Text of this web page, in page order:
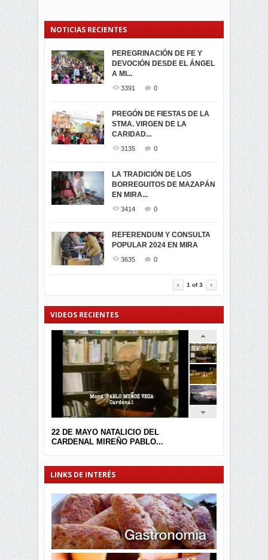
NOTICIAS RECIENTES
PEREGRINACIÓN DE FE Y
DEVOCIÓN DESDE EL ÁNGEL
A MI...
3391 0
PREGÓN DE FIESTAS DE LA
STMA. VIRGEN DE LA
CARIDAD...
3135 0
LA TRADICIÓN DE LOS
BORREGUITOS DE MAZAPÁN
EN MIRA...
3414 0
REFERENDUM Y CONSULTA
POPULAR 2024 EN MIRA
3635 0
PROCESIÓN DE LA VIRGEN
DE LA CARIDAD 2024
3062
-ENCENDIDO DEL ARBOL DE
...
MIRA
3440
TRIUNFO DE...
SEGUNDA VUELTA
ELECCIONES
PRESIDENCIALES 2023 EN
M...
ELECCION CRUCIAL:
SEGUNDA VUELTA
PRESIDENCIAL EL 1...
VIRTUALES ASAMBLEISTAS
POR LA PROVINCIA DEL
CARCHI...
MIRA.EC FUE
GALARDONADA
1 of3
VIDEOS RECIENTES
22 DE MAYO NATALICIO DEL
CARDENAL MIREÑO PABLO...
LINKS DE INTERÉS